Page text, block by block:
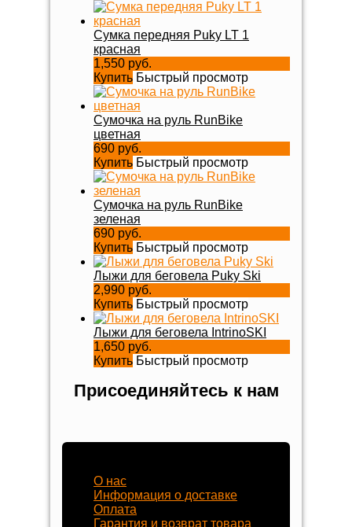
Сумка передняя Puky LT 1
красная
1,550 руб.
Купить Быстрый просмотр
Сумочка на руль RunBike
цветная
690 руб.
Купить Быстрый просмотр
Сумочка на руль RunBike
зеленая
690 руб.
Купить Быстрый просмотр
Лыжи для беговела Puky Ski
2,990 руб.
Купить Быстрый просмотр
Лыжи для беговела IntrinoSKI
1,650 руб.
Купить Быстрый просмотр
Присоединяйтесь к нам
Наш магазин
О нас
Информация о доставке
Оплата
Гарантия и возврат товара